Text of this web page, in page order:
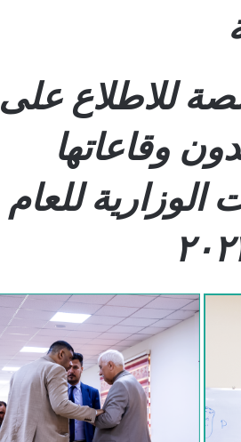
للاطلاع على
وقاعاتها
الوزارية للعام